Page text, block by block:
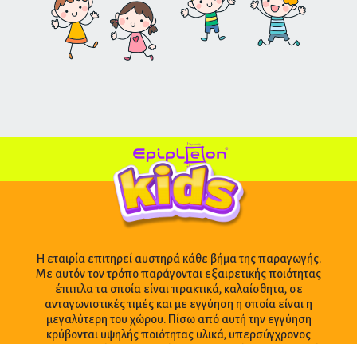
Η εταιρία επιτηρεί αυστηρά κάθε βήμα της παραγωγής.
Με αυτόν τον τρόπο παράγονται εξαιρετικής ποιότητας
έπιπλα τα οποία είναι πρακτικά, καλαίσθητα, σε
ανταγωνιστικές τιμές και με εγγύηση η οποία είναι η
μεγαλύτερη του χώρου. Πίσω από αυτή την εγγύηση
κρύβονται υψηλής ποιότητας υλικά, υπερσύγχρονος